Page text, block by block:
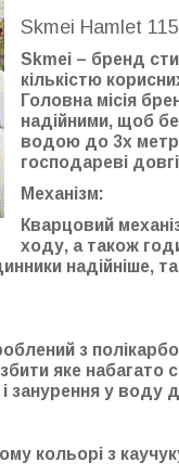
Skmei Hamlet
Skmei – бренд
кількістю
Головна місія
надійними, щоб
водою до 3х
господареві
Механізм:
Кварцовий
ходу, а також
надійніше,
з
яке набагато
занурення у воду
кольорі з